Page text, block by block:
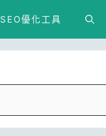
SEO優化工具